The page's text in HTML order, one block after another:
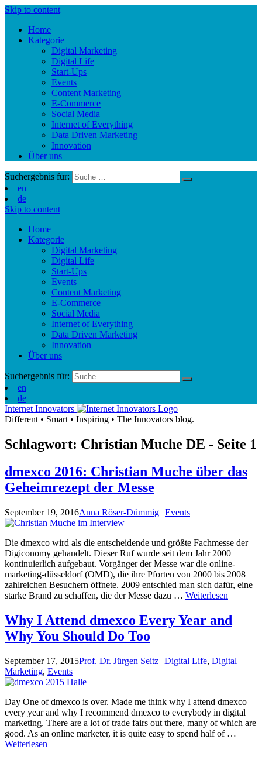
Skip to content
Home
Kategorie
Digital Marketing
Digital Life
Start-Ups
Events
Content Marketing
E-Commerce
Social Media
Internet of Everything
Data Driven Marketing
Innovation
Über uns
Suchergebnis für:
en
de
Skip to content
Home
Kategorie
Digital Marketing
Digital Life
Start-Ups
Events
Content Marketing
E-Commerce
Social Media
Internet of Everything
Data Driven Marketing
Innovation
Über uns
Suchergebnis für:
en
de
Internet Innovators
Different • Smart • Inspiring • The Innovators blog.
Schlagwort: Christian Muche DE - Seite 1
dmexco 2016: Christian Muche über das
Geheimrezept der Messe
September 19, 2016Anna Röser-Dümmig Events
Die dmexco wird als die entscheidende und größte Fachmesse der
Digiconomy gehandelt. Dieser Ruf wurde seit dem Jahr 2000
kontinuierlich aufgebaut. Vorgänger der Messe war die online-
marketing-düsseldorf (OMD), die ihre Pforten von 2000 bis 2008
zahlreichen Besuchern öffnete. 2009 entschied man sich dafür, eine
starke Brand zu schaffen, die der Messe dazu … Weiterlesen
Why I Attend dmexco Every Year and
Why You Should Do Too
September 17, 2015Prof. Dr. Jürgen Seitz Digital Life, Digital
Marketing, Events
Day One of dmexco is over. Made me think why I attend dmexco
every year and why I recommend dmexco to everybody in digital
marketing. There are a lot of trade fairs out there, many of which are
good. As an online marketer, it is quite easy to spend half of …
Weiterlesen